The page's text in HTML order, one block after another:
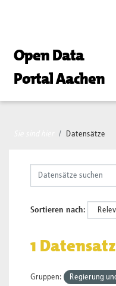
Open Data
Portal Aachen
Datensätze
Sortieren nach
1
Gruppen: Regierung